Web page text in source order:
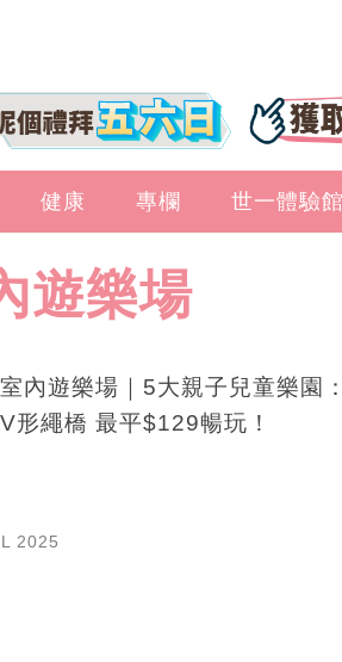
健康 專欄 世一體驗館
遊樂場
內遊樂場｜5大親子兒童樂園
形繩橋 最平$129暢玩！
2025